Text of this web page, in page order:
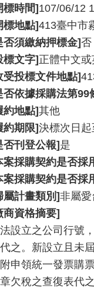
標時間]107/06/12
標地點]413臺中市
否須繳納押標金]否
標文字]正體中文或
受投標文件地點]
否依據採購法第99
約地點]其他
約期限]決標次日
否刊登公報]是
案採購契約是否採
案採購契約是否採
屬計畫類別]非屬
商資格摘要]
設立之公司行號
之。新設立且未
申領統一發票購
欠稅之查復表代